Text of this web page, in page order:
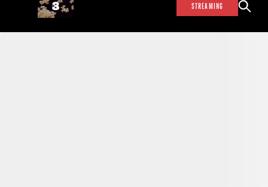
STREAMING